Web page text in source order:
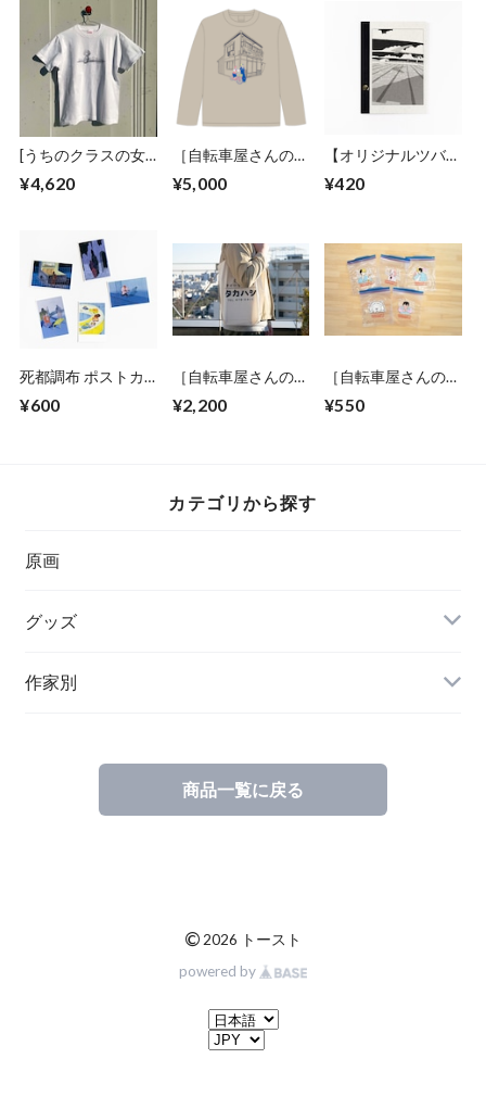
[うちのクラスの女
¥4,620
［自転車屋さんの高
れ］ロンT
¥5,000
【オリジナルツバメ
ストカバーA5サイ
¥420
死都調布 ポストカ
¥600
［自転車屋さんの高
れ］トートバッグ
¥2,200
［自転車屋さんの高
れ］Ziploc フリーザ
¥550
カテゴリから探す
原画
グッズ
ステーショナリー
作家別
商品一覧に戻る
© 2026 トースト
powered by